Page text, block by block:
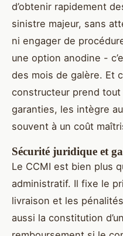
d’obtenir rapidement
sinistre majeur, sans
ni engager de
une option anodine -
des mois de galère. Et
constructeur prend
garanties, les intègre
souvent à un coût
Sécurité juridique et
Le CCMI est bien plus
administratif. Il fixe le
livraison et les
aussi la constitution